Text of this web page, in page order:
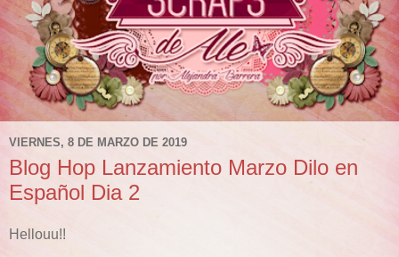
VIERNES, 8 DE MARZO DE 2019
Blog Hop Lanzamiento Marzo Dilo en
Español Dia 2
Hellouu!!